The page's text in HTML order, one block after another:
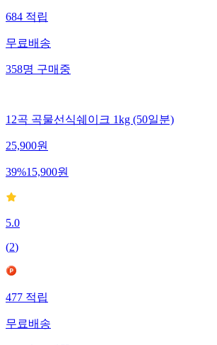
684적립
무료배송
358명구매중
12곡 곡물선식쉐이크 1kg (50일분)
25,900원
39%15,900원
5.0
(2)
477적립
무료배송